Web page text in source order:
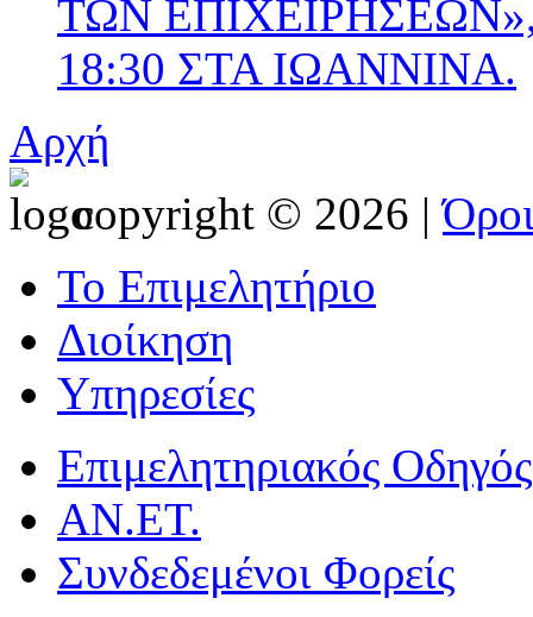
ΤΩΝ
18:30 ΣΤΑ ΙΩΑΝΝΙΝΑ.
Αρχή
copyright © 2026 |
Το Επιμελητήριο
Διοίκηση
Υπηρεσίες
Επιμελητηριακός Οδηγός
ΑΝ.ΕΤ.
Συνδεδεμένοι Φορείς